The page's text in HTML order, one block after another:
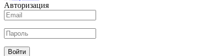
Авторизация
Войти